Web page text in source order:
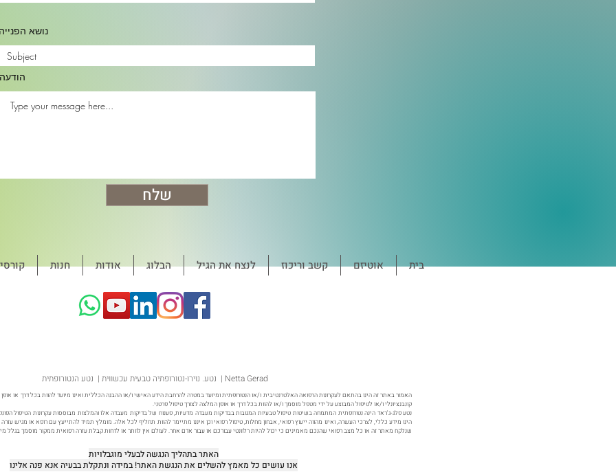
נושא הפנייה
הודעה
שלח
בית אוטיזם קשב וריכוז לנצח את הגיל הבלוג אודות חנות
נטע. נוירו-נטורופתיה טבעית עכשווית | נטע הנטורופתית | Netta Gerad
האמור באתר זה הינו בהתאם לעקרונות הרפואה האלטרנטיבית ו/או הנטורופתית ומיועד במטרה להרחבת הידע האישי ו/או ההבנה הכללית ואינו מיועד להוות בכל דרך או אופן
קונבנציונלי ו/או לטיפול המבוצע על ידי מטפל מוסמך ו/או להוות בכל דרך או אופן המלצה לצורך טיפול פרטני.
נטע פלג-ג'ראד הינה נטורופתית המתמחה בשיטות טיפול טבעיות המגובות בבדיקות מעבדה מדעיות, פענוח של בדיקות מעבדה אלו והמלצות מבוססות עקרונות הטיפול
הינו מידע כללי, לצרכי העשרה, ואינו מהווה ייעוץ רפואי, אבחון מחלות, טיפול רפואי וכן איננו מתיימר להוות תחליף לכל אלה. מומלץ תמיד להתייעץ עם רופא או מגיש
שנלקח מאתר זה או כל מצב רפואי שהנכם מאמינים כי יכול להיות רלוונטי עבורכם או עבור אדם אחר. לעולם אין לוותר או לדחות קבלת עזרה רפואית ממקור מוסמך בגלל
האתר בתהליך הנגשה לבעלי מוגבלויות
אנו עושים כל מאמץ להשלים את הנגשת האתר! במידה ונתקלת בבעיה אנא פנה אלינו